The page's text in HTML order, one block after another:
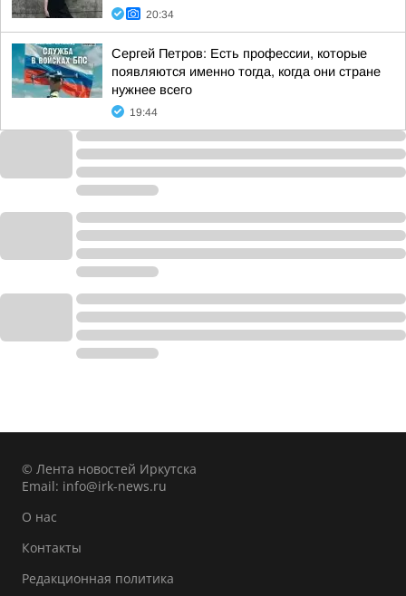
20:34
Сергей Петров: Есть профессии, которые
появляются именно тогда, когда они стране
нужнее всего
19:44
© Лента новостей Иркутска
Email: info@irk-news.ru
О нас
Контакты
Редакционная политика